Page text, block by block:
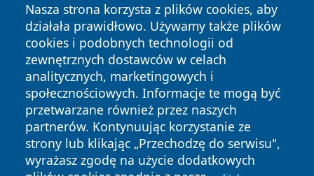
Nasza strona korzysta z plików cookies, aby
działała prawidłowo. Używamy także plików
cookies i podobnych technologii od
zewnętrznych dostawców w celach
analitycznych, marketingowych i
społecznościowych. Informacje te mogą być
przetwarzane również przez naszych
partnerów. Kontynuując korzystanie ze
strony lub klikając „Przechodzę do serwisu",
wyrażasz zgodę na użycie dodatkowych
Copyright © 2026 jeleniagoraonline.pl Wszystkie prawa
zastrzeżone.
News Autorzy
Polityka
Prywatności
Polityka
Cookies